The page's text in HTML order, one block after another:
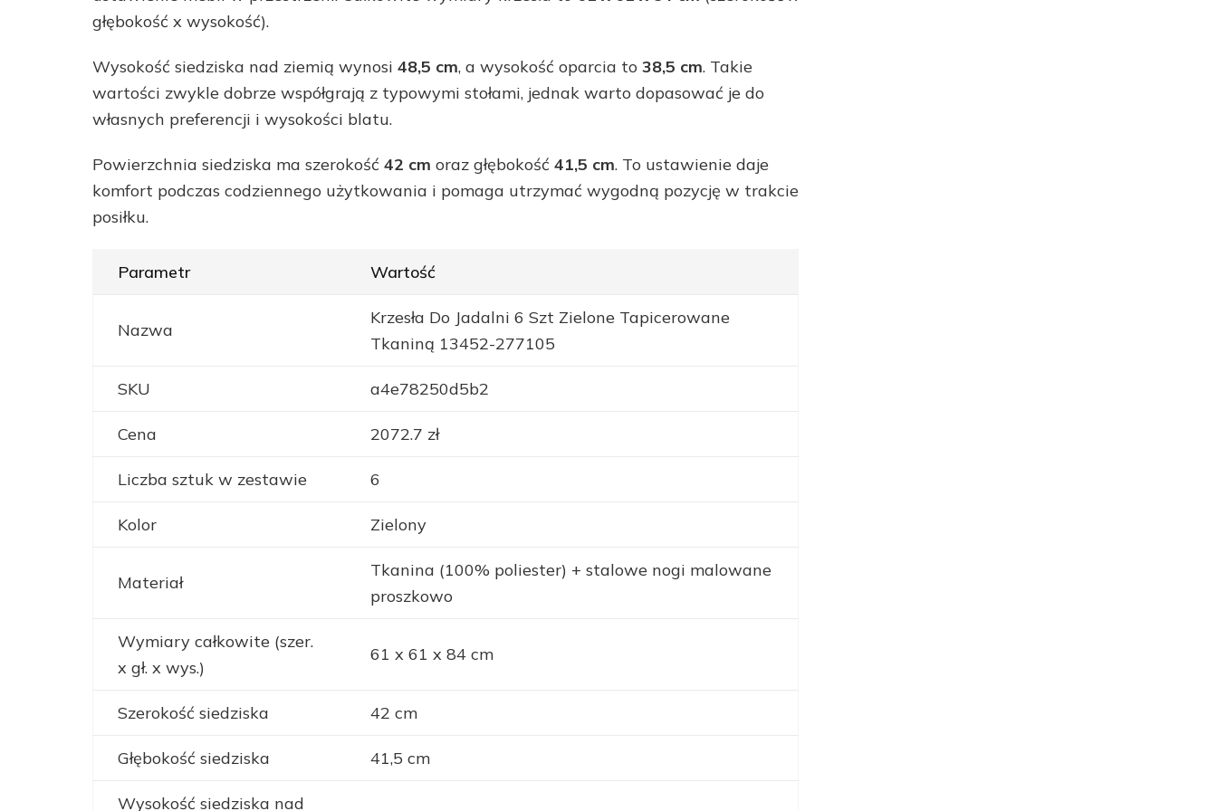
głębokość x wysokość).
Wysokość siedziska nad ziemią wynosi 48,5 cm, a wysokość oparcia to 38,5 cm. Takie
wartości zwykle dobrze współgrają z typowymi stołami, jednak warto dopasować je do
własnych preferencji i wysokości blatu.
Powierzchnia siedziska ma szerokość 42 cm oraz głębokość 41,5 cm. To ustawienie daje
komfort podczas codziennego użytkowania i pomaga utrzymać wygodną pozycję w trakcie
posiłku.
Parametr Wartość
Nazwa
Krzesła Do Jadalni 6 Szt Zielone Tapicerowane
Tkaniną 13452-277105
SKU a4e78250d5b2
Cena 2072.7 zł
Liczba sztuk w zestawie 6
Kolor Zielony
Materiał
Tkanina (100% poliester) + stalowe nogi malowane
proszkowo
Wymiary całkowite (szer.
x gł. x wys.)
61 x 61 x 84 cm
Szerokość siedziska 42 cm
Głębokość siedziska 41,5 cm
Wysokość siedziska nad